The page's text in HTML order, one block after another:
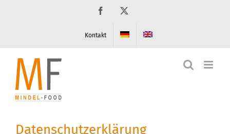
Facebook
Kontakt
Datenschutzerklärung